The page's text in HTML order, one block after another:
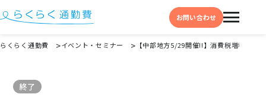
お問い合わせ
選ばれる理由
らくらく通勤費 イベント・セミナー 【中部地方5/29開催!!】消費税増税間近
終了